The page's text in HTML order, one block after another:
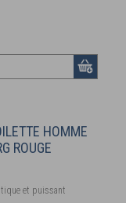
HOMME
ROUGE
et puissant